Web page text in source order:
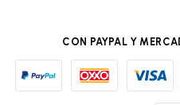
CON PAYPAL Y